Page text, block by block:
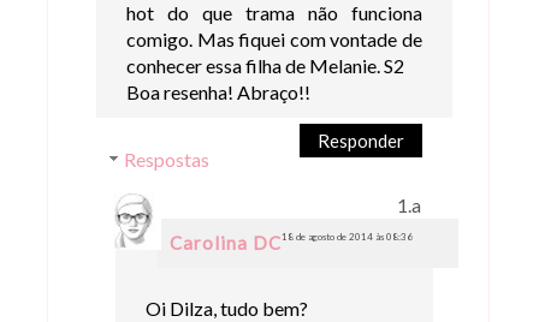
hot do que trama não funciona
comigo. Mas fiquei com vontade de
conhecer essa filha de Melanie. S2
Boa resenha! Abraço!!
Responder
Respostas
Carolina DC18 de agosto de 2014 às 08:36
Oi Dilza, tudo bem?